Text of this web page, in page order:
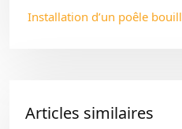
Installation d’un poêle
Articles similaires